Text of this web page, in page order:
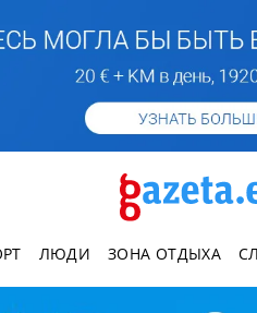
ЛЮДИ ЗОНА ОТДЫХА